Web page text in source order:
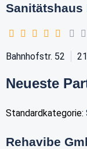
Sanitätshaus
Bahnhofstr. 52
Neueste
Standardkategorie:
Rehavibe